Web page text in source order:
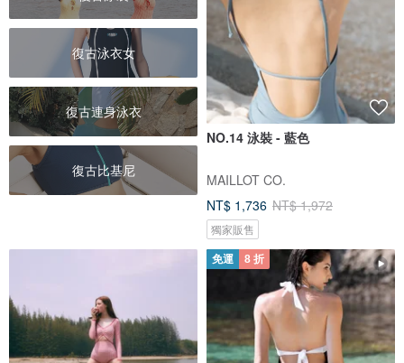
復古泳衣女
復古連身泳衣
復古比基尼
NO.14 泳裝 - 藍色
MAILLOT CO.
NT$ 1,736 NT$ 1,972
獨家販售
免運 8 折